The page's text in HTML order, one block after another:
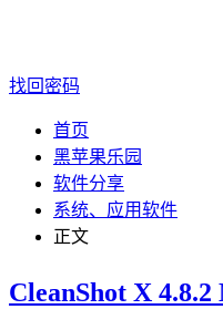
找回密码
首页
黑苹果乐园
软件分享
系统、应用软件
正文
CleanShot X